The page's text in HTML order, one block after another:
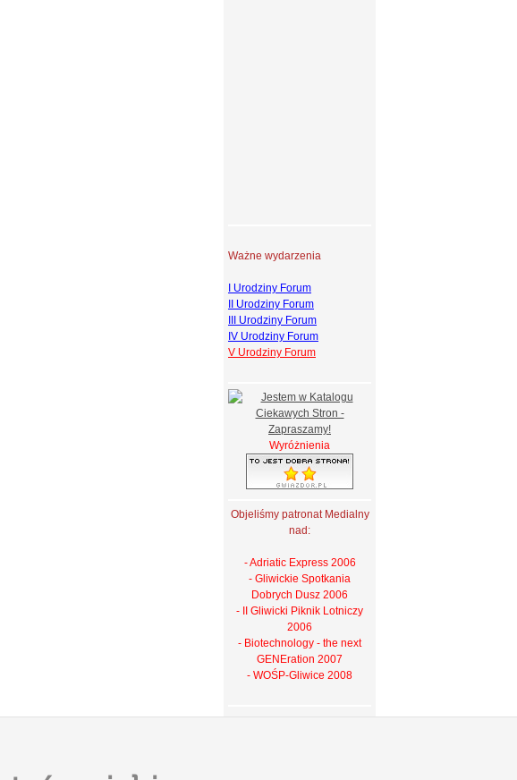
Ważne wydarzenia
I Urodziny Forum
II Urodziny Forum
III Urodziny Forum
IV Urodziny Forum
V Urodziny Forum
Wyróżnienia
Objeliśmy patronat Medialny
nad:
- Adriatic Express 2006
- Gliwickie Spotkania
Dobrych Dusz 2006
- II Gliwicki Piknik Lotniczy
2006
- Biotechnology - the next
GENEration 2007
- WOŚP-Gliwice 2008